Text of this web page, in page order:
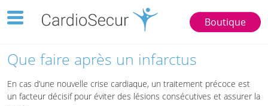
Boutique
Toggle
navigation
Que faire après un infarctus
En cas d’une nouvelle crise cardiaque, un traitement précoce est
un facteur décisif pour éviter des lésions consécutives et assurer la